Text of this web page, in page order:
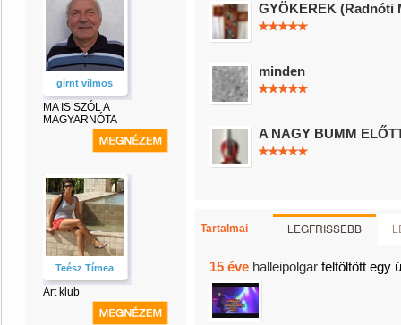
girnt vilmos
MA IS SZÓL A
MAGYARNÓTA
Teész Tímea
Art klub
GYÖKEREK (Radnóti
minden
A NAGY BUMM
Tartalmai LEGFRISSEBB
15 éve halleipolgar feltöltött egy